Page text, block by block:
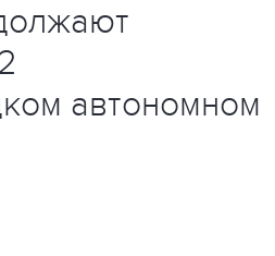
автономном